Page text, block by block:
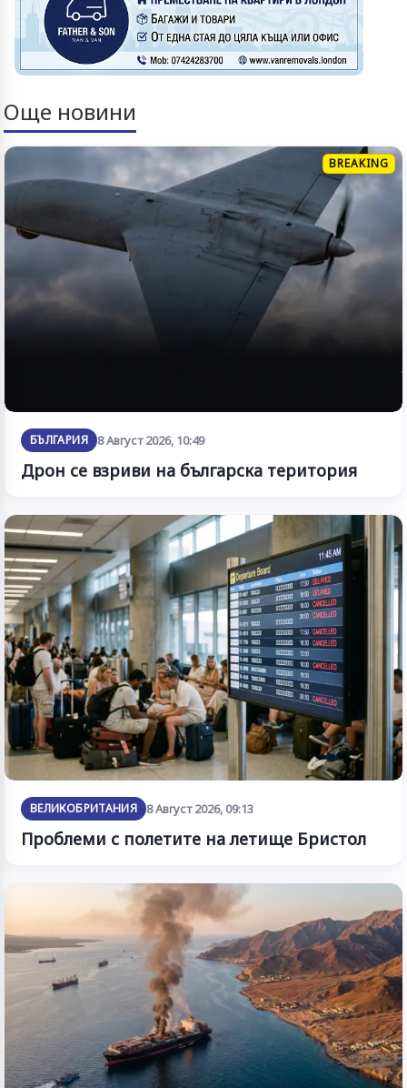
Още новини
BREAKING
БЪЛГАРИЯ 8 Август 2026, 10:49
Дрон се взриви на българска територия
ВЕЛИКОБРИТАНИЯ 8 Август 2026, 09:13
Проблеми с полетите на летище Бристол